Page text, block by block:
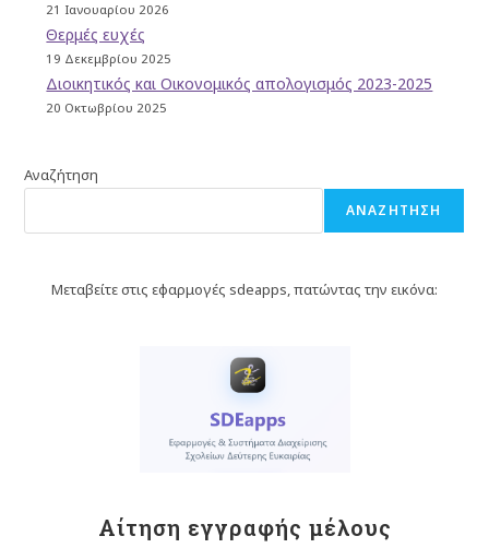
21 Ιανουαρίου 2026
Θερμές ευχές
19 Δεκεμβρίου 2025
Διοικητικός και Οικονομικός απολογισμός 2023-2025
20 Οκτωβρίου 2025
Αναζήτηση
ΑΝΑΖΉΤΗΣΗ
Μεταβείτε στις εφαρμογές sdeapps, πατώντας την εικόνα:
Αίτηση εγγραφής μέλους